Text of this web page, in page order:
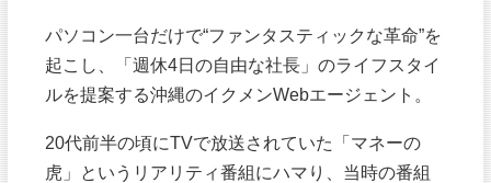
パソコン一台だけで“ファンタスティックな革命”を
起こし、「週休4日の自由な社長」のライフスタイ
ルを提案する沖縄のイクメンWebエージェント。
20代前半の頃にTVで放送されていた「マネーの
虎」というリアリティ番組にハマり、当時の番組